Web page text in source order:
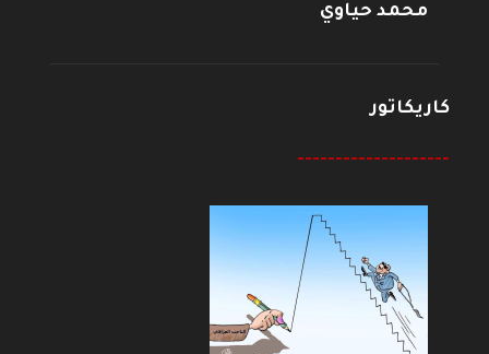
محمد حياوي
كاريكاتور
--------------------